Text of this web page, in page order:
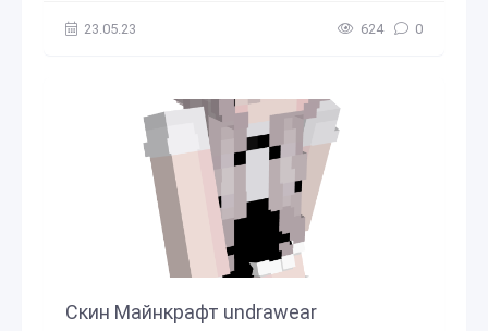
23.05.23 624 0
Скин Майнкрафт undrawear